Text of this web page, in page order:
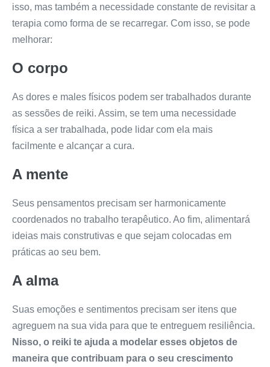
isso, mas também a necessidade constante de revisitar a
terapia como forma de se recarregar. Com isso, se pode
melhorar:
O corpo
As dores e males físicos podem ser trabalhados durante
as sessões de reiki. Assim, se tem uma necessidade
física a ser trabalhada, pode lidar com ela mais
facilmente e alcançar a cura.
A mente
Seus pensamentos precisam ser harmonicamente
coordenados no trabalho terapêutico. Ao fim, alimentará
ideias mais construtivas e que sejam colocadas em
práticas ao seu bem.
A alma
Suas emoções e sentimentos precisam ser itens que
agreguem na sua vida para que te entreguem resiliência.
Nisso, o reiki te ajuda a modelar esses objetos de
maneira que contribuam para o seu crescimento